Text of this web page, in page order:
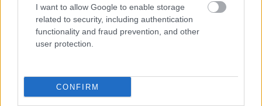
I want to allow Google to enable storage
related to security, including authentication
functionality and fraud prevention, and other
user protection.
CONFIRM